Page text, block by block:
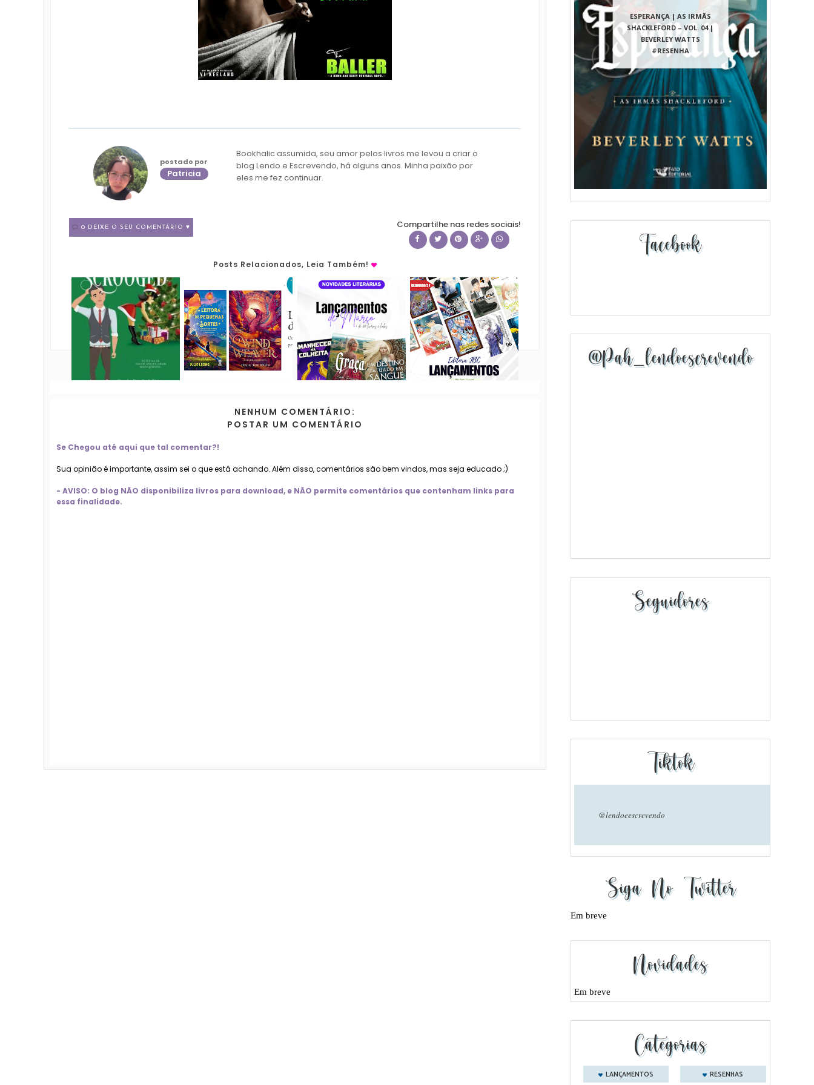
postado por
Patricia
Bookhalic assumida, seu amor pelos livros me levou a criar o
blog Lendo e Escrevendo, há alguns anos. Minha paixão por
eles me fez continuar.
0 DEIXE O SEU COMENTÁRIO ♥ Compartilhe nas redes sociais!
Posts Relacionados, Leia Também!
NENHUM COMENTÁRIO:
POSTAR UM COMENTÁRIO
Se Chegou até aqui que tal comentar?!
Sua opinião é importante, assim sei o que está achando. Além disso, comentários são bem vindos, mas seja educado ;)
- AVISO: O blog NÃO disponibiliza livros para download, e NÃO permite comentários que contenham links para
essa finalidade.
ESPERANÇA | AS IRMÃS
SHACKLEFORD – VOL. 04 |
BEVERLEY WATTS
#RESENHA
Facebook
@pah_lendoescrevendo
Seguidores
Tiktok
@lendoeescrevendo
Siga No Twitter
Em breve
Novidades
Em breve
Categorias
LANÇAMENTOS RESENHAS